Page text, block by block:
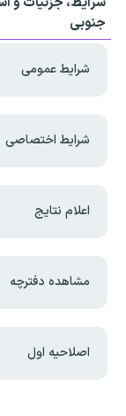
جنوبی
شرایط عمومی
شرایط اختصاصی
اعلام نتایج
مشاهده دفترچه
اصلاحیه اول